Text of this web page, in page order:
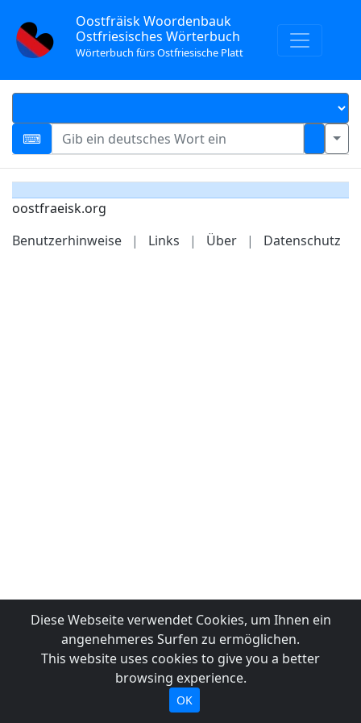
Oostfräisk Woordenbauk
Ostfriesisches Wörterbuch
Wörterbuch fürs Ostfriesische Platt
oostfraeisk.org
Benutzerhinweise
| Links | Über | Datenschutz
Diese Webseite verwendet Cookies, um Ihnen ein
angenehmeres Surfen zu ermöglichen.
This website uses cookies to give you a better
browsing experience.
OK